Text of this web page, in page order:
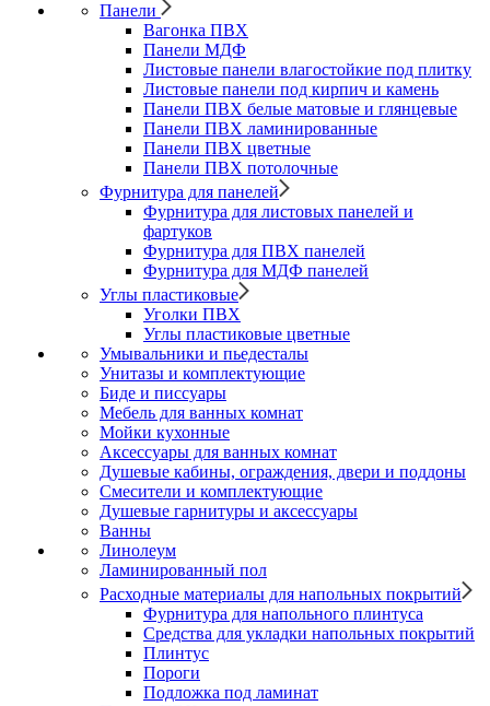
Панели
Вагонка ПВХ
Панели МДФ
Листовые панели влагостойкие под плитку
Листовые панели под кирпич и камень
Панели ПВХ белые матовые и глянцевые
Панели ПВХ ламинированные
Панели ПВХ цветные
Панели ПВХ потолочные
Фурнитура для панелей
Фурнитура для листовых панелей и
фартуков
Фурнитура для ПВХ панелей
Фурнитура для МДФ панелей
Углы пластиковые
Уголки ПВХ
Углы пластиковые цветные
Умывальники и пьедесталы
Унитазы и комплектующие
Биде и писсуары
Мебель для ванных комнат
Мойки кухонные
Аксессуары для ванных комнат
Душевые кабины, ограждения, двери и поддоны
Смесители и комплектующие
Душевые гарнитуры и аксессуары
Ванны
Линолеум
Ламинированный пол
Расходные материалы для напольных покрытий
Фурнитура для напольного плинтуса
Средства для укладки напольных покрытий
Плинтус
Пороги
Подложка под ламинат